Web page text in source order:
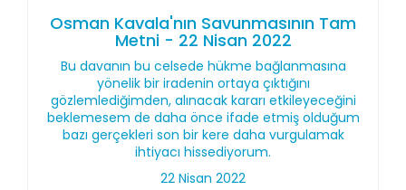
Osman Kavala'nın Savunmasının Tam
Metni - 22 Nisan 2022
Bu davanın bu celsede hükme bağlanmasına
yönelik bir iradenin ortaya çıktığını
gözlemlediğimden, alınacak kararı etkileyeceğini
beklemesem de daha önce ifade etmiş olduğum
bazı gerçekleri son bir kere daha vurgulamak
ihtiyacı hissediyorum.
22 Nisan 2022